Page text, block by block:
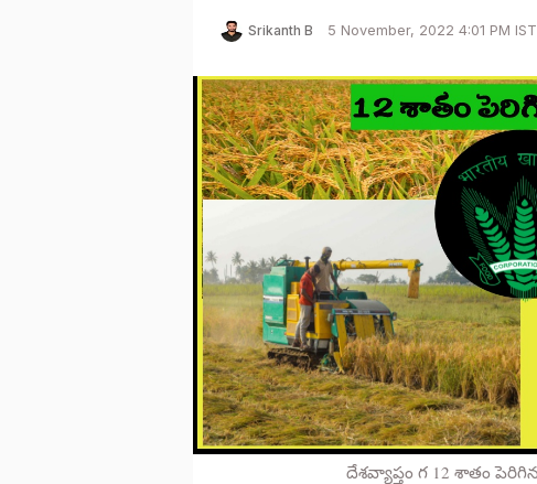
Srikanth B 5 November, 2022 4:01 PM IST
దేశవ్యాప్తం గ 12 శాతం